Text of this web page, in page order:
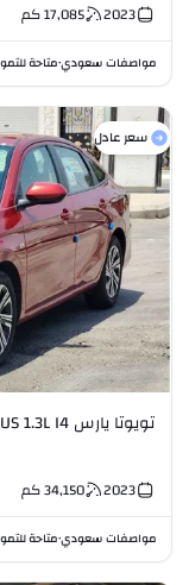
2023
17,085كم
مواصفات سعودي•متاحة
سعر عادل
تويوتا يارس Y PLUS 1.3L I4
2023
34,150كم
مواصفات سعودي•متاحة